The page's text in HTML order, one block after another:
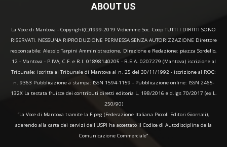
ABOUT US
La Voce di Mantova - Copyright(C)1999-2019 Vidiemme Soc. Coop TUTTI I DIRITTI SONO
RISERVATI. NESSUNA RIPRODUZIONE PERMESSA SENZA AUTORIZZAZIONE Direttore
responsabile: Alessio Tarpini Amministrazione, Direzione e Redazione: piazza Sordello,
12 - Mantova - P.IVA, C.F. e R.I. 01898140205 - R.E.A. 0207279 (Mantova) iscrizione al
Tribunale: iscritta al Tribunale di Mantova al n. 25 del 30/11/1992 - iscrizione al ROC:
n. 9363 Pubblicazione a stampa: ISSN 1594-1159 - Pubblicazione online: ISSN 2465-
132X La testata fruisce dei contributi diretti editoria L. 198/2016 e d.lgs 70/2017 (ex L.
250/90)
“La Voce di Mantova tramite la Fipeg (Federazione Italiana Piccoli Editori Giornali),
aderendo alla carta dei servizi dell'USPI ha accettato il Codice di Autodisciplina della
Comunicazione Commerciale"